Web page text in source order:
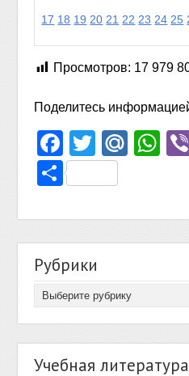
17 18 19 20 21 22 23 24 25
Просмотров: 17 979
Поделитесь
Facebook
Twitter
Отправить
Рубрики
Учебная